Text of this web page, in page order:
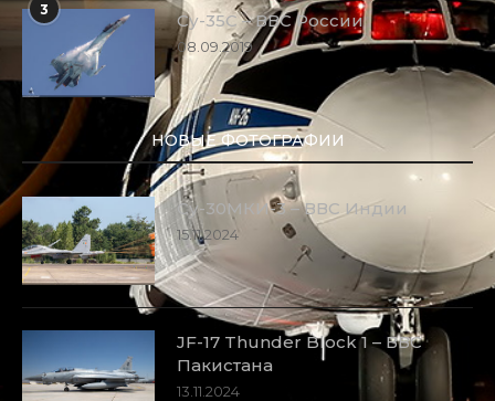
3
Су-35С – ВВС России
08.09.2019
НОВЫЕ ФОТОГРАФИИ
Су-30МКИ-3 – ВВС Индии
15.11.2024
JF-17 Thunder Block 1 – ВВС
Пакистана
13.11.2024